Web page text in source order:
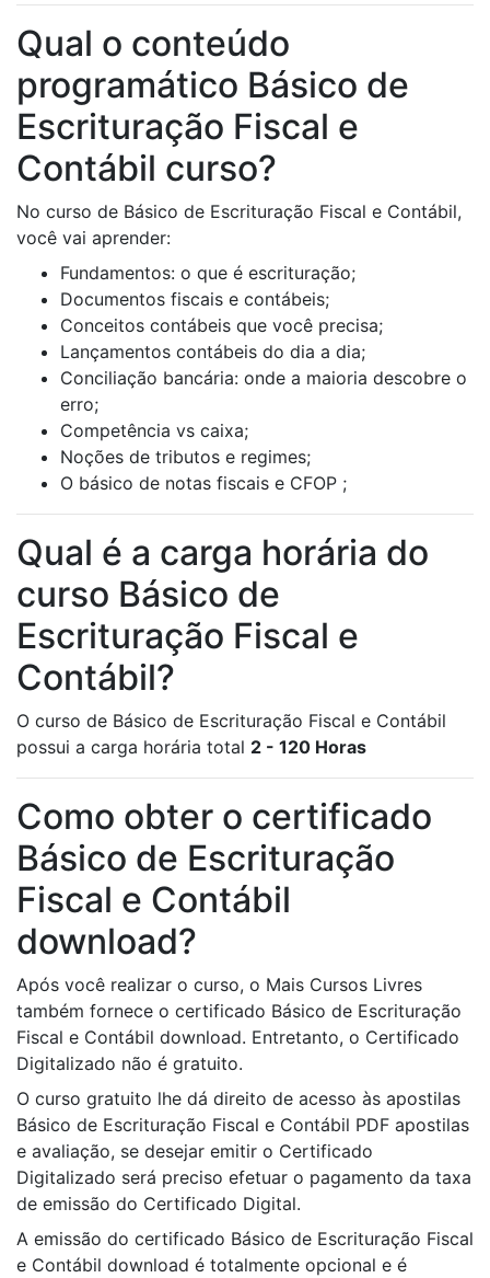
Qual o conteúdo
programático Básico de
Escrituração Fiscal e
Contábil curso?
No curso de Básico de Escrituração Fiscal e Contábil,
você vai aprender:
Fundamentos: o que é escrituração;
Documentos fiscais e contábeis;
Conceitos contábeis que você precisa;
Lançamentos contábeis do dia a dia;
Conciliação bancária: onde a maioria descobre o
erro;
Competência vs caixa;
Noções de tributos e regimes;
O básico de notas fiscais e CFOP ;
Qual é a carga horária do
curso Básico de
Escrituração Fiscal e
Contábil?
O curso de Básico de Escrituração Fiscal e Contábil
possui a carga horária total 2 - 120 Horas
Como obter o certificado
Básico de Escrituração
Fiscal e Contábil
download?
Após você realizar o curso, o Mais Cursos Livres
também fornece o certificado Básico de Escrituração
Fiscal e Contábil download. Entretanto, o Certificado
Digitalizado não é gratuito.
O curso gratuito lhe dá direito de acesso às apostilas
Básico de Escrituração Fiscal e Contábil PDF apostilas
e avaliação, se desejar emitir o Certificado
Digitalizado será preciso efetuar o pagamento da taxa
de emissão do Certificado Digital.
A emissão do certificado Básico de Escrituração Fiscal
e Contábil download é totalmente opcional e é